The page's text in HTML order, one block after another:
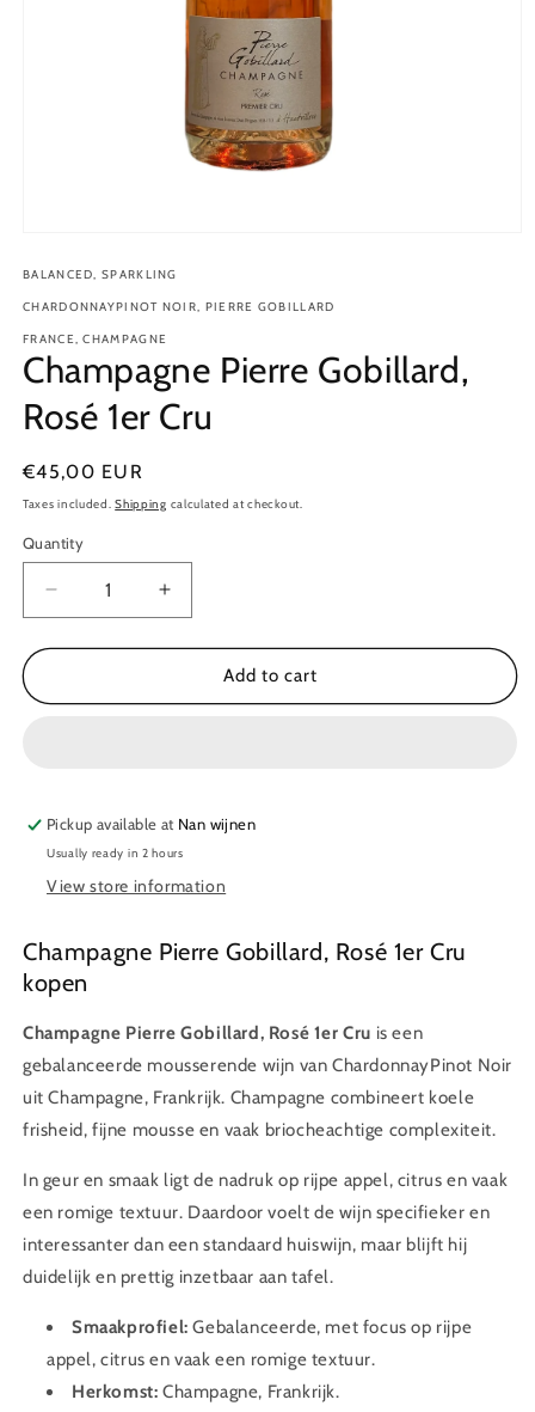
1
modal
BALANCED, SPARKLING
CHARDONNAYPINOT NOIR, PIERRE GOBILLARD
FRANCE, CHAMPAGNE
Champagne Pierre Gobillard,
Rosé 1er Cru
Regular
price
€45,00 EUR
Taxes included.Shipping calculated at checkout.
Quantity
Quantity
Decrease
quantity
for
Pierre
Increase
quantity
for
Champagne
Pierre
Add to cart
Pickup available at Nan wijnen
Usually ready in 2 hours
View store information
Champagne Pierre Gobillard, Rosé 1er Cru
kopen
Champagne Pierre Gobillard, Rosé 1er Cru is een
gebalanceerde mousserende wijn van ChardonnayPinot Noir
uit Champagne, Frankrijk. Champagne combineert koele
frisheid, fijne mousse en vaak briocheachtige complexiteit.
In geur en smaak ligt de nadruk op rijpe appel, citrus en vaak
een romige textuur. Daardoor voelt de wijn specifieker en
interessanter dan een standaard huiswijn, maar blijft hij
duidelijk en prettig inzetbaar aan tafel.
Smaakprofiel: Gebalanceerde, met focus op rijpe
appel, citrus en vaak een romige textuur.
Herkomst: Champagne, Frankrijk.